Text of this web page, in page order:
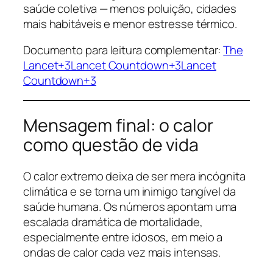
saúde coletiva — menos poluição, cidades
mais habitáveis e menor estresse térmico.
Documento para leitura complementar:The
Lancet+3Lancet Countdown+3Lancet
Countdown+3
Mensagem final: o calor
como questão de vida
O calor extremo deixa de ser mera incógnita
climática e se torna um inimigo tangível da
saúde humana. Os números apontam uma
escalada dramática de mortalidade,
especialmente entre idosos, em meio a
ondas de calor cada vez mais intensas.